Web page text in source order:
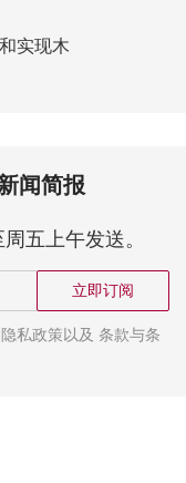
实现木
闻简报
五上午发送。
立即订阅
私政策以及 条款与条